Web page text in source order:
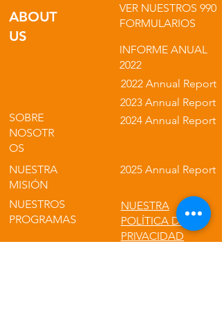
ABOUT
US
SOBRE
NOSOTR
OS
NUESTRA
MISIÓN
NUESTROS
PROGRAMAS
VER NUESTROS 990
FORMULARIOS
INFORME ANUAL
2022
2022 Annual Report
2023 Annual Report
NUESTRA
POLÍTICA DE
PRIVACIDAD
2024 Annual Report
2025 Annual Report